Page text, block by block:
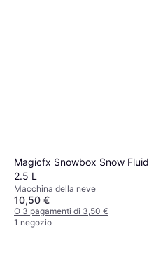
Magicfx Snowbox Snow Fluid
2.5 L
Macchina della neve
10,50 €
O 3 pagamenti di 3,50 €
1 negozio